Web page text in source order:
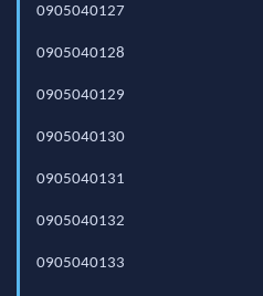
0905040127
0905040128
0905040129
0905040130
0905040131
0905040132
0905040133